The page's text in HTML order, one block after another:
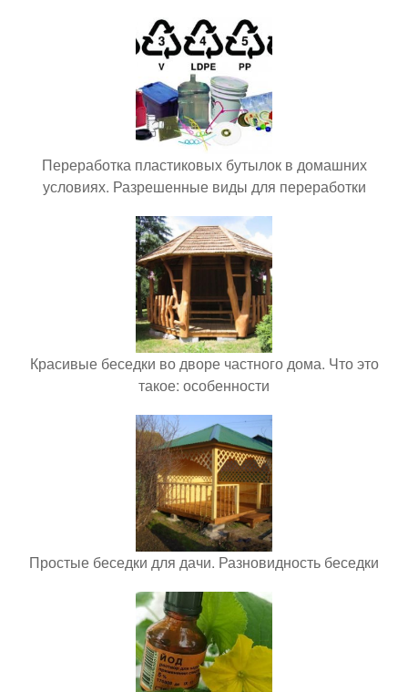
Переработка пластиковых бутылок в домашних
условиях. Разрешенные виды для переработки
Красивые беседки во дворе частного дома. Что это
такое: особенности
Простые беседки для дачи. Разновидность беседки